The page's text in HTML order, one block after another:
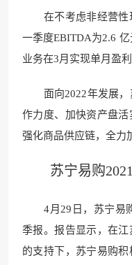
在不考虑非经营性
一季度EBITDA为2.6
业务在3月实现单月盈利
面向2022年发展，
作力度、加快资产盘
强化商品供应链，全力
苏宁易购2021
4月29日，苏宁易购
季报。报告显示，在
的支持下，苏宁易购